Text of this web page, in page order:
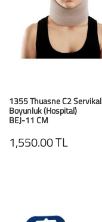
1355 Thuasne C2 Servikal
Boyunluk (Hospital)
BEJ-11 CM
1,550.00 TL